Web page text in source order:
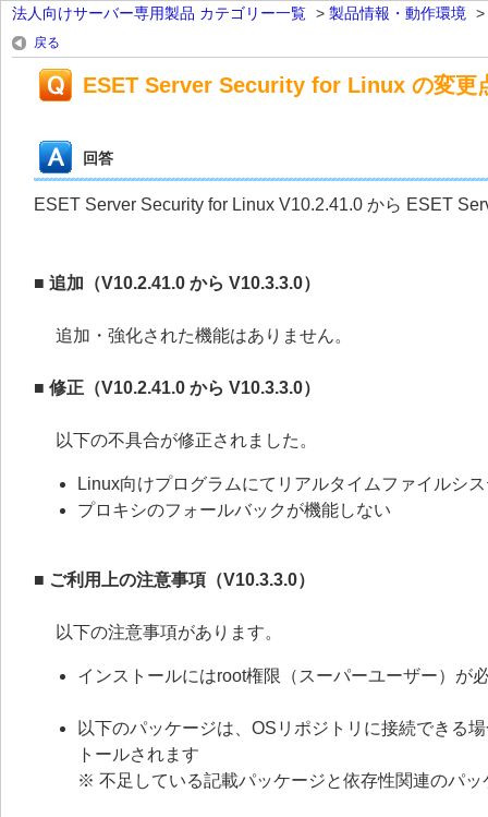
法人向けサーバー専用製品 カテゴリー一覧 > 製品情報・動作環境 >
戻る
ESET Server Security for Linux の変更
回答
ESET Server Security for Linux V10.2.41.0 から ESET
■ 追加（V10.2.41.0 から V10.3.3.0）
追加・強化された機能はありません。
■ 修正（V10.2.41.0 から V10.3.3.0）
以下の不具合が修正されました。
Linux向けプログラムにてリアルタイムファイルシ
プロキシのフォールバックが機能しない
■ ご利用上の注意事項（V10.3.3.0）
以下の注意事項があります。
インストールにはroot権限（スーパーユーザー）が
以下のパッケージは、OSリポジトリに接続できる
トールされます
※ 不足している記載パッケージと依存性関連のパ